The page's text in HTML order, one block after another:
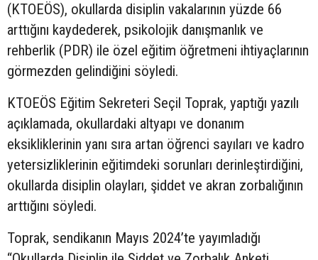
(KTOEÖS), okullarda disiplin vakalarının yüzde 66
arttığını kaydederek, psikolojik danışmanlık ve
rehberlik (PDR) ile özel eğitim öğretmeni ihtiyaçlarının
görmezden gelindiğini söyledi.
KTOEÖS Eğitim Sekreteri Seçil Toprak, yaptığı yazılı
açıklamada, okullardaki altyapı ve donanım
eksikliklerinin yanı sıra artan öğrenci sayıları ve kadro
yetersizliklerinin eğitimdeki sorunları derinleştirdiğini,
okullarda disiplin olayları, şiddet ve akran zorbalığının
arttığını söyledi.
Toprak, sendikanın Mayıs 2024’te yayımladığı